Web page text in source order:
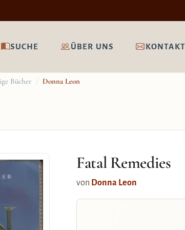
SUCHE ÜBER UNS KONTAKT
Bücher / Donna Leon
Fatal Remedies
von Donna Leon